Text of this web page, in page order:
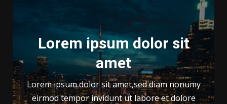
Lorem ipsum dolor sit
amet
Lorem ipsum dolor sit amet,sed diam nonumy
eirmod tempor invidunt ut labore et dolore